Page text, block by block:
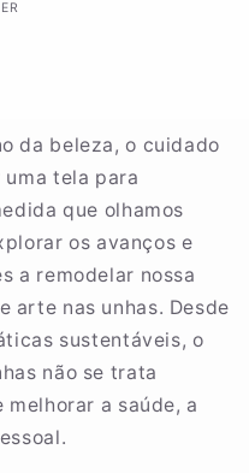
da beleza, o cuidado
uma tela para
que olhamos
os avanços e
a remodelar nossa
arte nas unhas. Desde
sustentáveis, o
não se trata
a saúde, a